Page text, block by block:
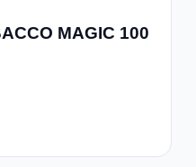
MAGIC 100